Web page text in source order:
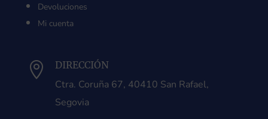
Devoluciones
Mi cuenta
 DIRECCIÓN
Ctra. Coruña 67, 40410 San Rafael,
Segovia